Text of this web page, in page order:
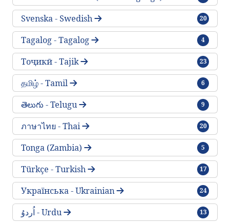
Svenska - Swedish 20
traktlar
Tagalog - Tagalog 4
traktlar
Тоҷикӣ - Tajik 23
traktlar
தமிழ் - Tamil 6
traktlar
తెలుగు - Telugu 9
traktlar
ภาษาไทย - Thai 20
traktlar
Tonga (Zambia) 5
traktlar
Türkçe - Turkish 17
traktlar
Українська - Ukrainian 24
traktlar
اُردوُ - Urdu 13
traktlar